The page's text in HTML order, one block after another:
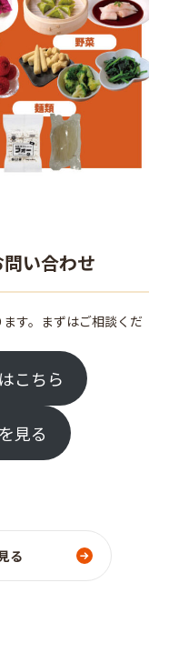
い合わせ
す。まずはご相談くだ
こちら
見る
る